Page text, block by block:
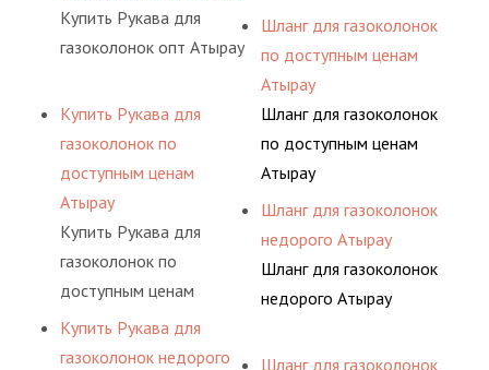
Купить Рукава для
газоколонок опт Атырау
Купить Рукава для
газоколонок по
доступным ценам
Атырау
Купить Рукава для
газоколонок по
доступным ценам
Атырау
Купить Рукава для
газоколонок недорого
Шланг для газоколонок
по доступным ценам
Атырау
Шланг для газоколонок
по доступным ценам
Атырау
Шланг для газоколонок
недорого Атырау
Шланг для газоколонок
недорого Атырау
Шланг для газоколонок